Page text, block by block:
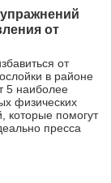
от
от
в районе
5 наиболее
физических
которые помогут
пресса